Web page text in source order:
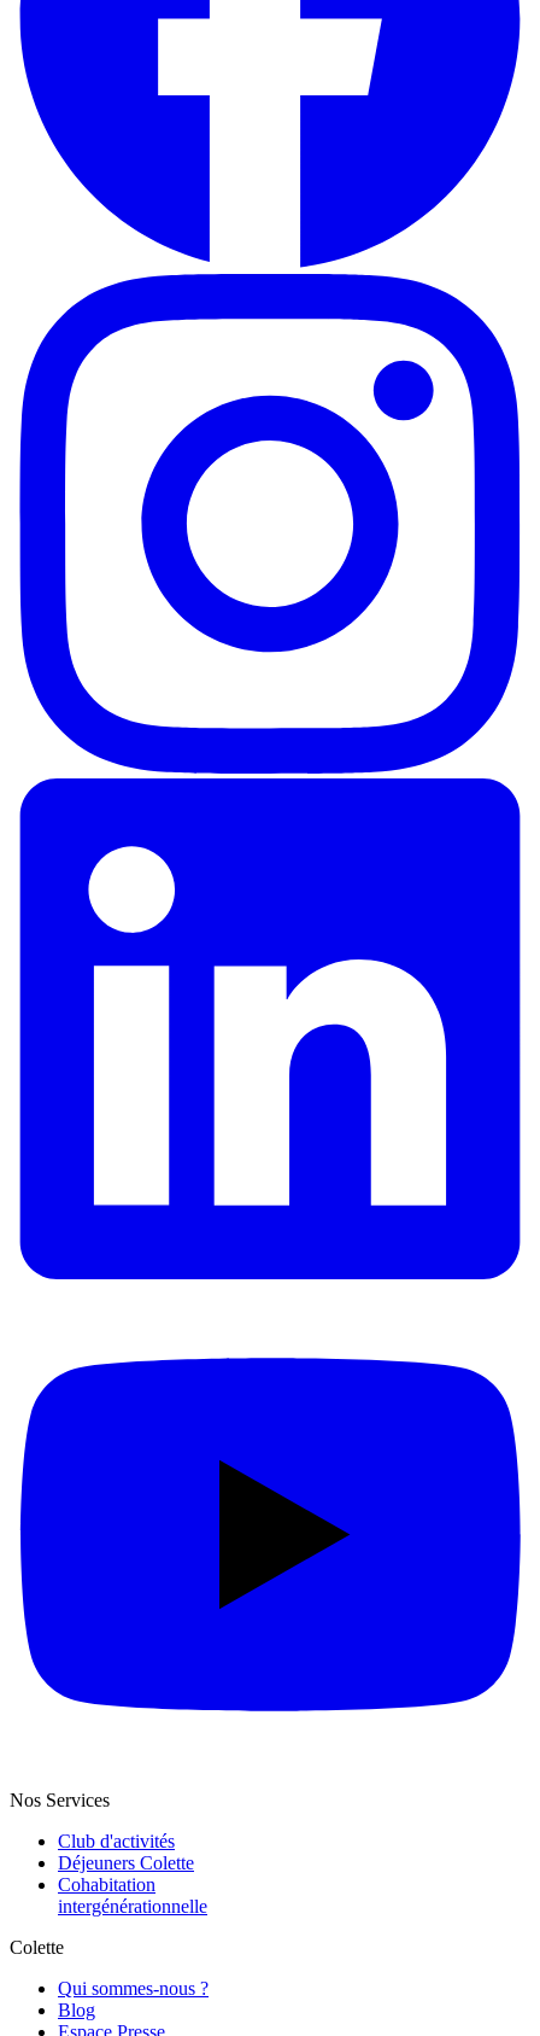
Nos Services
Club d'activités
Déjeuners Colette
Cohabitation
intergénération­nelle
Colette
Qui sommes-nous ?
Blog
Espace Presse